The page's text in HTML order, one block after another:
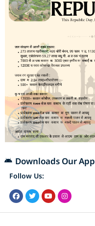
Downloads Our App
Follow Us: